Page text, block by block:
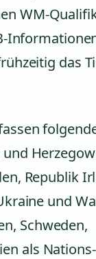
WM-
das
Republik
und
Schweden,
als